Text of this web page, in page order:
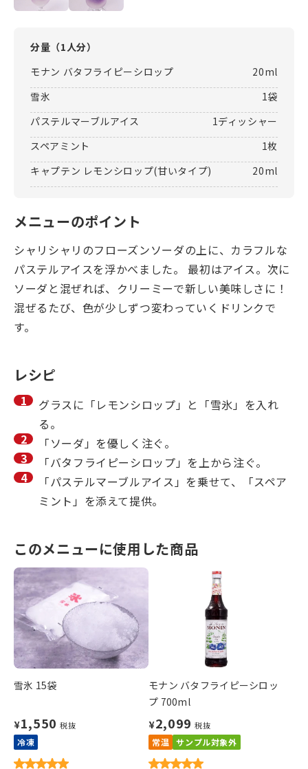
分量（1人分）
モナン バタフライピーシロップ
20ml
雪氷
1袋
パステルマーブルアイス
1ディッシャー
スペアミント
1枚
キャプテン レモンシロップ(甘いタイプ)
20ml
メニューのポイント
シャリシャリのフローズンソーダの上に、カラフルな
パステルアイスを浮かべました。 最初はアイス。次に
ソーダと混ぜれば、クリーミーで新しい美味しさに！
混ぜるたび、色が少しずつ変わっていくドリンクで
す。
レシピ
グラスに「レモンシロップ」と「雪氷」を入れ
る。
「ソーダ」を優しく注ぐ。
「バタフライピーシロップ」を上から注ぐ。
「パステルマーブルアイス」を乗せて、「スペア
ミント」を添えて提供。
このメニューに使用した商品
雪氷 15袋
¥1,550 税抜
冷凍
モナン バタフライピーシロッ
プ 700ml
¥2,099 税抜
常温 サンプル対象外